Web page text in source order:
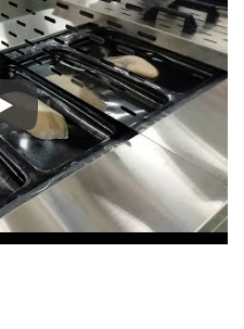
冷凍魚片/海鮮自動貼體包裝機